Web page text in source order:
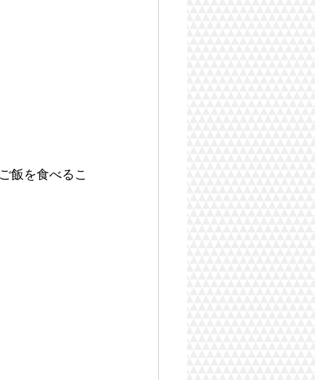
飯を食べるこ